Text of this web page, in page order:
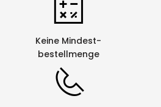
Funktionalitäten
Mehrfarbiges
Keine Mindest-
bestellmenge